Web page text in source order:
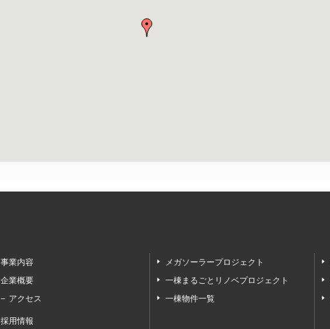
事業内容
企業概要
アクセス
採用情報
メガソーラープロジェクト
一棟まるごとリノベプロジェクト
一棟物件一覧